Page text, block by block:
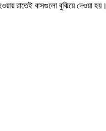
রাতেই বাসগুলো বুঝিয়ে দেওয়া হয়।